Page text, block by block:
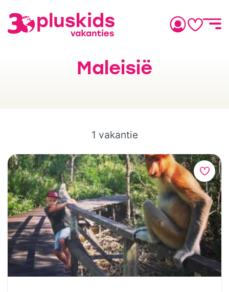
Maleisië
1 vakantie